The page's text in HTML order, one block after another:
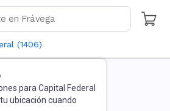
(1406)
para Capital Federal
ubicación cuando